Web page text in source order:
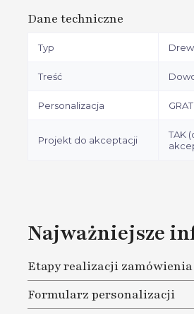
Dane techniczne
Typ
Treść
Personalizacja
Projekt do akceptacji
TAK
Najważniejsze
Etapy realizacji zamówienia
1. W pierwszej kolejności musisz
naszej stronie oraz dokonać
2. Na karcie produktu pod
Formularz personalizacji
W cenie masz pełną personalizację.